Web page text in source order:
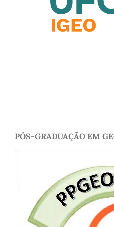
PÓS-GRADUAÇÃO EM